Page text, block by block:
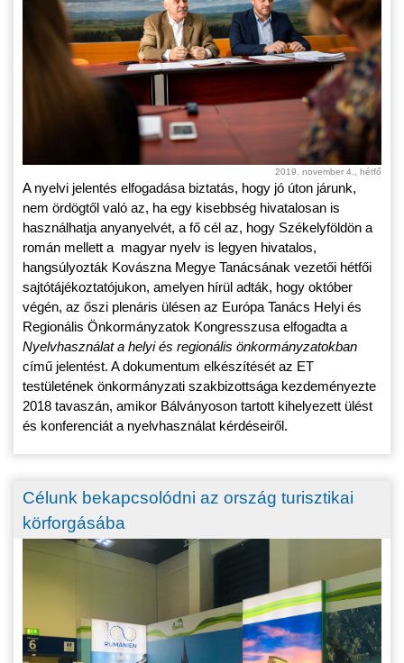
2019. november 4., hétfő
A nyelvi jelentés elfogadása biztatás, hogy jó úton járunk,
nem ördögtől való az, ha egy kisebbség hivatalosan is
használhatja anyanyelvét, a fő cél az, hogy Székelyföldön a
román mellett a magyar nyelv is legyen hivatalos,
hangsúlyozták Kovászna Megye Tanácsának vezetői hétfői
sajtótájékoztatójukon, amelyen hírül adták, hogy október
végén, az őszi plenáris ülésen az Európa Tanács Helyi és
Regionális Önkormányzatok Kongresszusa elfogadta a
Nyelvhasználat a helyi és regionális önkormányzatokban
című jelentést. A dokumentum elkészítését az ET
testületének önkormányzati szakbizottsága kezdeményezte
2018 tavaszán, amikor Bálványoson tartott kihelyezett ülést
és konferenciát a nyelvhasználat kérdéseiről.
Célunk bekapcsolódni az ország turisztikai
körforgásába